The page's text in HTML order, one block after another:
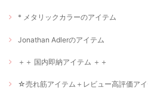
* メタリックカラーのアイテム
Jonathan Adlerのアイテム
＋＋ 国内即納アイテム ＋＋
☆売れ筋アイテム＋レビュー高評価ア